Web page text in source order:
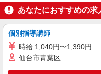
派遣社員 紹介予定派遣
株式会社シエロ
携帯販
時給
残業代支給
+゜・。○
万円支給(規定有) お友達を紹介
福岡
あなたにおすすめの求
個別指導講師
時給 1,040円〜1,390円
仙台市青葉区